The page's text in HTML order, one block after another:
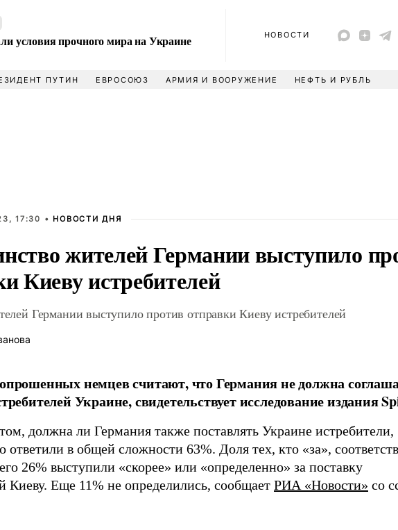
условия прочного мира на Украине НОВОСТИ
ПУТИН ЕВРОСОЮЗ АРМИЯ И ВООРУЖЕНИЕ НЕФТЬ И РУБЛЬ
17:30 • НОВОСТИ ДНЯ
жителей Германии выступило
Киеву истребителей
Германии выступило против отправки Киеву истребителей
немцев считают, что Германия не должна
Украине, свидетельствует исследование издания
должна ли Германия также поставлять Украине истребители,
ответили в общей сложности 63%. Доля тех, кто «за»,
26% выступили «скорее» или «определенно» за поставку
Киеву. Еще 11% не определились, сообщает РИА «Новости» со